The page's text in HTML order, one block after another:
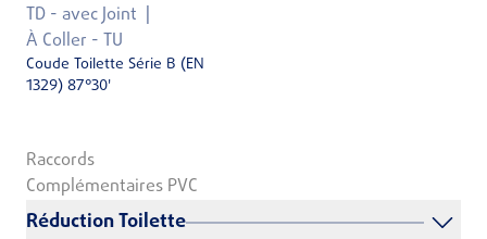
TD - avec Joint
À Coller - TU
Coude Toilette Série B (EN
1329) 87°30'
Raccords
Complémentaires PVC
Réduction Toilette